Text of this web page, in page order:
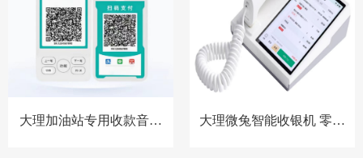
大理加油站专用收款音箱
大理微兔智能收银机 零售